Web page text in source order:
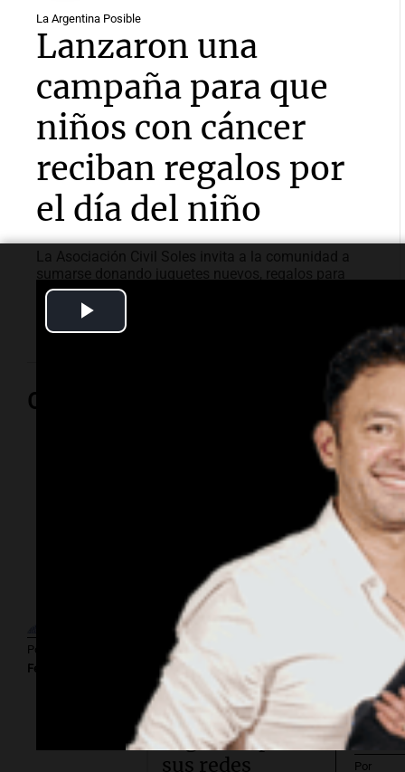
La Argentina Posible
Lanzaron una
campaña para que
niños con cáncer
reciban regalos por
el día del niño
La Asociación Civil Soles invita a la comunidad a
sumarse donando juguetes nuevos, regalos para
adolescentes, alimentos no perecederos o realizando
aportes económicos.
Opinión
Por
Federico Albarenque
El dato
confiable.
al despido: el
46% de los
empleados
sufrió
consecuencias
negativas por
sus redes
Por
Por